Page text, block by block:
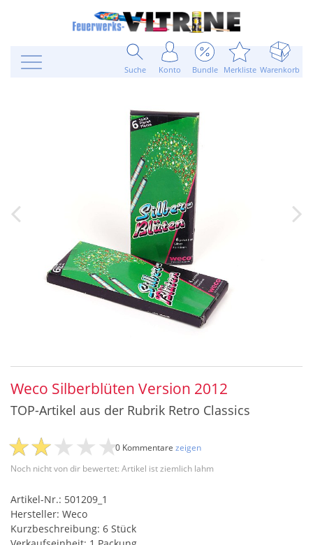
Suche Konto Bundle Merkliste Warenkorb
Weco Silberblüten Version 2012
TOP-Artikel aus der Rubrik Retro Classics
Noch nicht von dir bewertet: Artikel ist ziemlich lahm
0 Kommentare zeigen
Artikel-Nr.: 501209_1
Hersteller: Weco
Kurzbeschreibung: 6 Stück